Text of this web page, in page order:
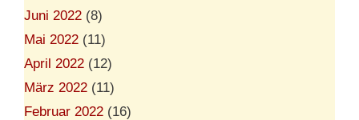
Juni 2022 (8)
Mai 2022 (11)
April 2022 (12)
März 2022 (11)
Februar 2022 (16)